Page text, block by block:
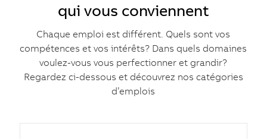
qui vous conviennent
Chaque emploi est différent. Quels sont vos
compétences et vos intérêts? Dans quels domaines
voulez-vous vous perfectionner et grandir?
Regardez ci-dessous et découvrez nos catégories
d’emplois